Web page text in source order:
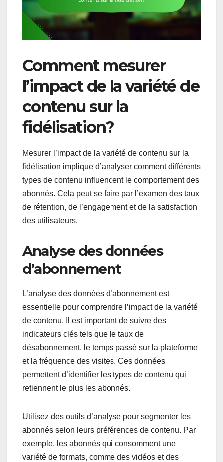
Comment mesurer
l’impact de la variété de
contenu sur la
fidélisation?
Mesurer l’impact de la variété de contenu sur la
fidélisation implique d’analyser comment différents
types de contenu influencent le comportement des
abonnés. Cela peut se faire par l’examen des taux
de rétention, de l’engagement et de la satisfaction
des utilisateurs.
Analyse des données
d’abonnement
L’analyse des données d’abonnement est
essentielle pour comprendre l’impact de la variété
de contenu. Il est important de suivre des
indicateurs clés tels que le taux de
désabonnement, le temps passé sur la plateforme
et la fréquence des visites. Ces données
permettent d’identifier les types de contenu qui
retiennent le plus les abonnés.
Utilisez des outils d’analyse pour segmenter les
abonnés selon leurs préférences de contenu. Par
exemple, les abonnés qui consomment une
variété de formats, comme des vidéos et des